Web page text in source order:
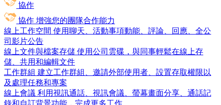
協作
協作 增強您的團隊合作能力
線上工作空間 使用聊天、活動事項動能、評論、回應、全公
司影片公告
線上文件與檔案存儲 使用公司雲碟，與同事輕鬆在線上存
儲、共用和編輯文件
工作群組 建立工作群組、邀請外部使用者、設置存取權限以
及處理任務和專案
線上會議 利用視訊通話、視訊會議、螢幕畫面分享、通話記
錄和自訂背景功能，完成更多工作